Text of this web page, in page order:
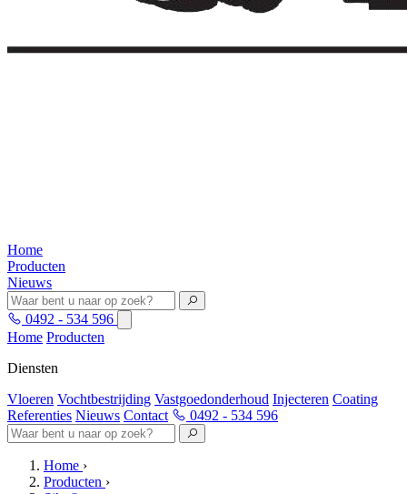
Home
Producten
Nieuws
0492 - 534 596
Home Producten
Diensten
Vloeren Vochtbestrijding Vastgoedonderhoud Injecteren Coating
Referenties Nieuws Contact 0492 - 534 596
Home ›
Producten ›